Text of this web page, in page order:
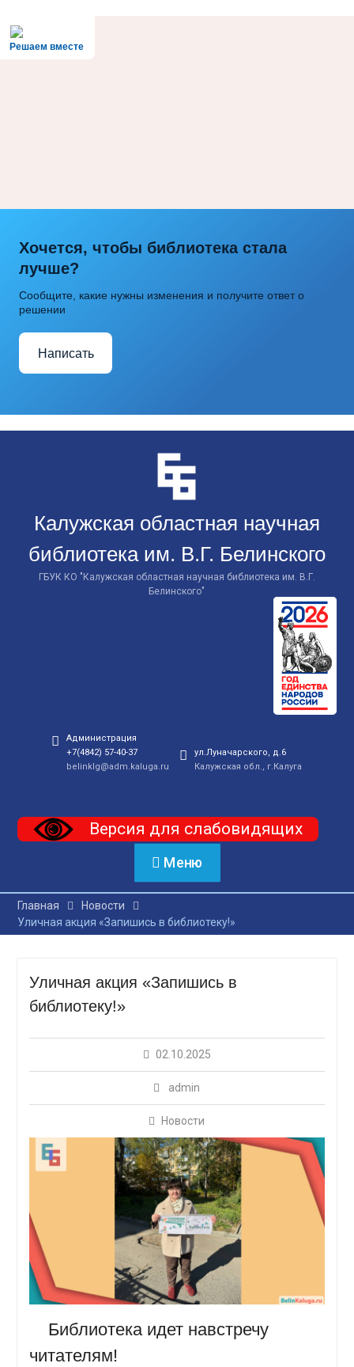
Решаем вместе
Хочется, чтобы библиотека стала
лучше?
Сообщите, какие нужны изменения и получите ответ о
решении
Написать
Калужская областная научная
библиотека им. В.Г. Белинского
ГБУК КО "Калужская областная научная библиотека им. В.Г.
Белинского"
Администрация
+7(4842) 57-40-37
belinklg@adm.kaluga.ru
ул.Луначарского, д.6
Калужская обл., г.Калуга
Версия для слабовидящих
Меню
Главная
Новости
Уличная акция «Запишись в библиотеку!»
Уличная акция «Запишись в
библиотеку!»
02.10.2025
admin
Новости
Библиотека идет навстречу
читателям!